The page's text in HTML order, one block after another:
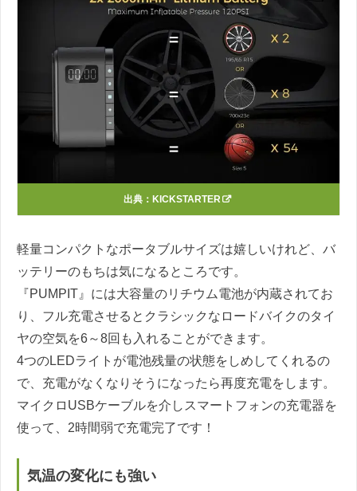
出典： KICKSTARTER
軽量コンパクトなポータブルサイズは嬉しいけれど、バ
ッテリーのもちは気になるところです。
『PUMPIT』には大容量のリチウム電池が内蔵されてお
り、フル充電させるとクラシックなロードバイクのタイ
ヤの空気を6～8回も入れることができます。
4つのLEDライトが電池残量の状態をしめしてくれるの
で、充電がなくなりそうになったら再度充電をします。
マイクロUSBケーブルを介しスマートフォンの充電器を
使って、2時間弱で充電完了です！
気温の変化にも強い